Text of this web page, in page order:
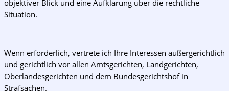
objektiver Blick und eine Aufklärung über die rechtliche
Situation.
Wenn erforderlich, vertrete ich Ihre Interessen außergerichtlich
und gerichtlich vor allen Amtsgerichten, Landgerichten,
Oberlandesgerichten und dem Bundesgerichtshof in
Strafsachen.